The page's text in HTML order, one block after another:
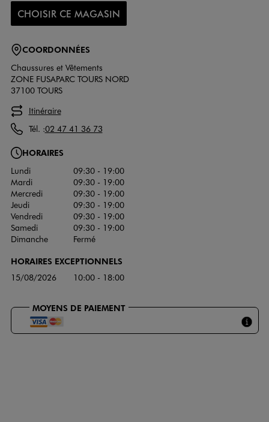
CHOISIR CE MAGASIN
COORDONNÉES
Chaussures et Vêtements
ZONE FUSAPARC TOURS NORD
37100 TOURS
Itinéraire
Tél. :02 47 41 36 73
HORAIRES
Lundi
09:30 - 19:00
Mardi
09:30 - 19:00
Mercredi
09:30 - 19:00
Jeudi
09:30 - 19:00
Vendredi
09:30 - 19:00
Samedi
09:30 - 19:00
Dimanche
Fermé
HORAIRES EXCEPTIONNELS
15/08/2026 10:00 - 18:00
MOYENS DE PAIEMENT